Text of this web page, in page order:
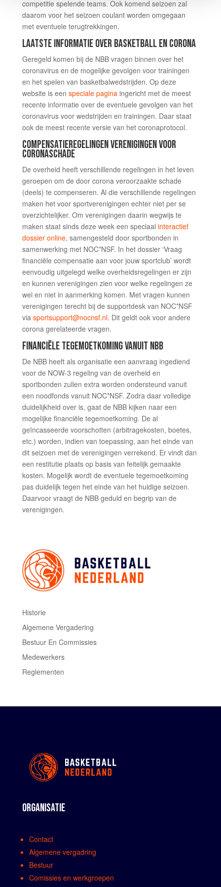
competitie spelende teams. Ook komend seizoen zal
daarom voor het seizoen coulant worden omgegaan
met eventuele terugtrekkingen.
LAATSTE INFORMATIE OVER BASKETBALL EN CORONA
Geregeld komen bij de NBB vragen binnen over het
coronavirus en de mogelijke gevolgen voor trainingen
en het spelen van basketbalwedstrijden. Op deze
website is een speciale paginaingericht met de meest
recente informatie over de eventuele gevolgen van het
coronavirus voor wedstrijden en trainingen. Daar staat
ook de meest recente versie van het coronaprotocol.
COMPENSATIEREGELINGEN VERENIGINGEN VOOR
CORONASCHADE
De overheid heeft verschillende regelingen in het leven
geroepen om de door corona veroorzaakte schade
(deels) te compenseren. Al die verschillende regelingen
maken het voor sportverenigingen echter niet per se
overzichtelijker. Om verenigingen daarin wegwijs te
maken staat sinds deze week een speciaal interactief
dossier online, samengesteld door sportbonden in
samenwerking met NOC*NSF. In het dossier ‘Vraag
financiële compensatie aan voor jouw sportclub’ wordt
eenvoudig uitgelegd welke overheidsregelingen er zijn
en kunnen verenigingen zien voor welke regelingen ze
wel en niet in aanmerking komen. Met vragen kunnen
verenigingen terecht bij de supportdesk van NOC*NSF
via sportsupport@nocnsf.nl. Dit geldt ook voor andere
corona gerelateerde vragen.
FINANCIËLE TEGEMOETKOMING VANUIT NBB
De NBB heeft als organisatie een aanvraag ingediend
voor de NOW-3 regeling van de overheid en
sportbonden zullen extra worden ondersteund vanuit
een noodfonds vanuit NOC*NSF. Zodra daar volledige
duidelijkheid over is, gaat de NBB kijken naar een
mogelijke financiële tegemoetkoming. De al
geïncasseerde voorschotten (arbitragekosten, boetes,
etc.) worden, indien van toepassing, aan het einde van
dit seizoen met de verenigingen verrekend. Er vindt dan
een restitutie plaats op basis van feitelijk gemaakte
kosten. Mogelijk wordt de eventuele tegemoetkoming
pas duidelijk tegen het einde van het huidige seizoen.
Daarvoor vraagt de NBB geduld en begrip van de
verenigingen.
Historie
Algemene Vergadering
Bestuur En Commissies
Medewerkers
Reglementen
ORGANISATIE
Contact
Algemene vergadring
Bestuur
Comissies en werkgroepen